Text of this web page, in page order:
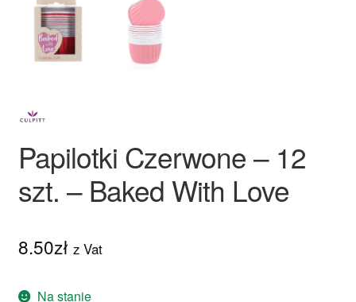
Papilotki Czerwone – 12
szt. – Baked With Love
8.50zł z Vat
Na stanie